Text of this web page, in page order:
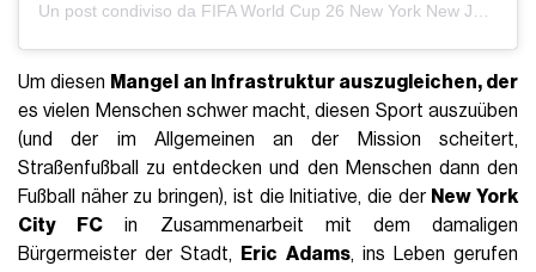
Un post condiviso da FIFA World Cup 26 New York New Jersey (@fwc26nynj)
Um diesen Mangel an Infrastruktur auszugleichen, der
es vielen Menschen schwer macht, diesen Sport auszuüben
(und der im Allgemeinen an der Mission scheitert,
Straßenfußball zu entdecken und den Menschen dann den
Fußball näher zu bringen), ist die Initiative, die der New York
City FC in Zusammenarbeit mit dem damaligen
Bürgermeister der Stadt,
Eric Adams, ins Leben gerufen